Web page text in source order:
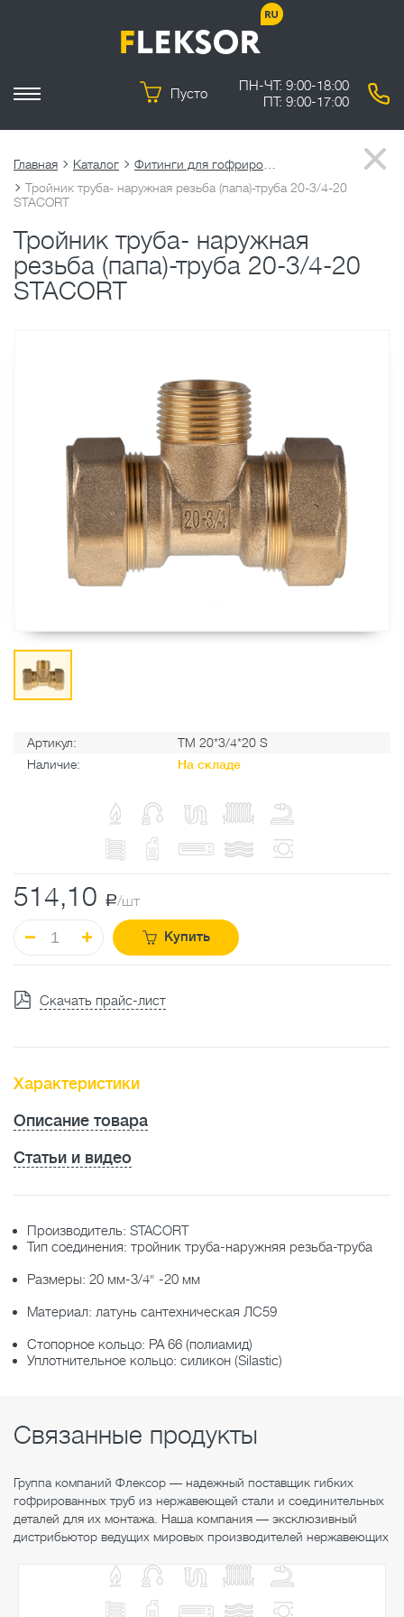
Пусто
ПН-ЧТ: 9:00-18:00
ПТ: 9:00-17:00
Главная Каталог
Тройник труба- наружная резьба (папа)-труба 20-3/4-20
STACORT
Тройник труба- наружная
резьба (папа)-труба 20-3/4-20
STACORT
Артикул:
TM 20*3/4*20 S
Наличие:
На складе
514,10 a/шт
Купить
Скачать прайс-лист
Характеристики
Описание товара
Статьи и видео
Производитель: STACORT
Тип соединения: тройник труба-наружняя резьба-труба
Размеры: 20 мм-3/4" -20 мм
Материал: латунь сантехническая ЛС59
Стопорное кольцо: РА 66 (полиамид)
Уплотнительное кольцо: силикон (Silastic)
Связанные продукты
Группа компаний Флексор — надежный поставщик гибких
гофрированных труб из нержавеющей стали и соединительных
деталей для их монтажа. Наша компания — эксклюзивный
дистрибьютор ведущих мировых производителей нержавеющих